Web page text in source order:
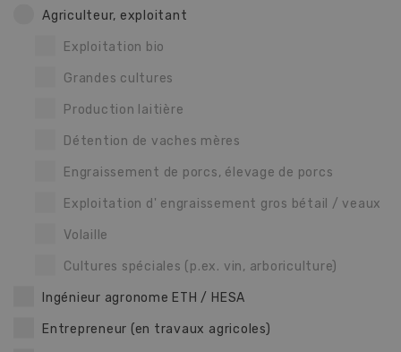
Agriculteur, exploitant
Exploitation bio
Grandes cultures
Production laitière
Détention de vaches mères
Engraissement de porcs, élevage de porcs
Exploitation d' engraissement gros bétail / veaux
Volaille
Cultures spéciales (p.ex. vin, arboriculture)
Ingénieur agronome ETH / HESA
Entrepreneur (en travaux agricoles)